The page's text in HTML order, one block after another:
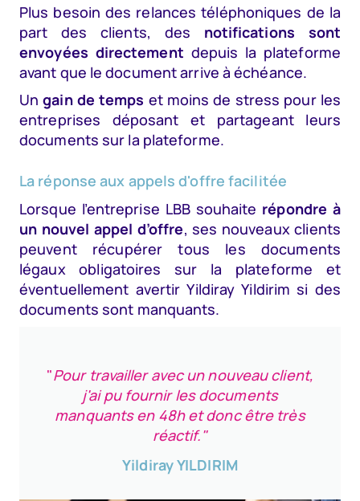
Plus besoin des relances téléphoniques de la
part des clients, des notifications sont
envoyées directement depuis la plateforme
avant que le document arrive à échéance.
Ungain de temps et moins de stress pour les
entreprises déposant et partageant leurs
documents sur la plateforme.
La réponse aux appels d'offre facilitée
Lorsque l’entreprise LBB souhaite répondre à
un nouvel appel d’offre, ses nouveaux clients
peuvent récupérer tous les documents
légaux obligatoires sur la plateforme et
éventuellement avertir Yildiray Yildirim si des
documents sont manquants.
"Pour travailler avec un nouveau client,
j'ai pu fournir les documents
manquants en 48h et donc être très
réactif."
Yildiray YILDIRIM